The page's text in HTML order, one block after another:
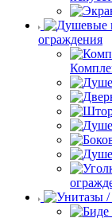
ограждения